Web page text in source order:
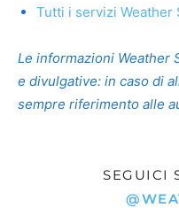
Tutti i servizi Weather
Le informazioni Weather
e divulgative: in caso di
sempre riferimento alle
SEGUICI